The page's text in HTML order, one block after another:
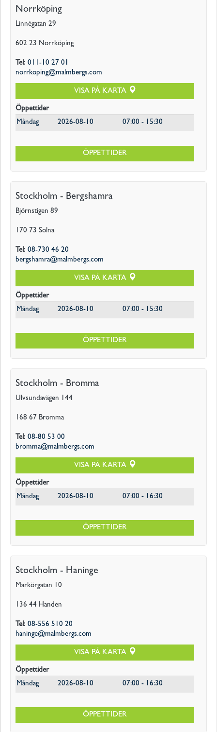
Norrköping
Linnégatan 29
602 23 Norrköping
Tel: 011-10 27 01
norrkoping@malmbergs.com
VISA PÅ KARTA
Öppettider
Måndag
2026-08-10 07:00 - 15:30
ÖPPETTIDER
Stockholm - Bergshamra
Björnstigen 89
170 73 Solna
Tel: 08-730 46 20
bergshamra@malmbergs.com
VISA PÅ KARTA
Öppettider
Måndag
2026-08-10 07:00 - 15:30
ÖPPETTIDER
Stockholm - Bromma
Ulvsundavägen 144
168 67 Bromma
Tel: 08-80 53 00
bromma@malmbergs.com
VISA PÅ KARTA
Öppettider
Måndag
2026-08-10 07:00 - 16:30
ÖPPETTIDER
Stockholm - Haninge
Markörgatan 10
136 44 Handen
Tel: 08-556 510 20
haninge@malmbergs.com
VISA PÅ KARTA
Öppettider
Måndag
2026-08-10 07:00 - 16:30
ÖPPETTIDER